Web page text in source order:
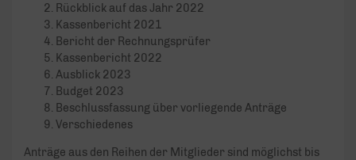
Rückblick auf das Jahr 2022
Kassenbericht 2021
Bericht der Rechnungsprüfer
Kassenbericht 2022
Ausblick 2023
Budget 2023
Beschlussfassung über vorliegende Anträge
Verschiedenes
Anträge aus den Reihen der Mitglieder sind möglichst bis